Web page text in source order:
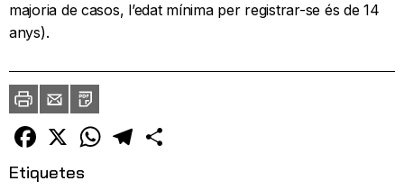
majoria de casos, l’edat mínima per registrar-se és de 14
anys).
ImprimirEnvia
un
amic
PDF
Facebook
X WhatsAppTelegram
Etiquetes